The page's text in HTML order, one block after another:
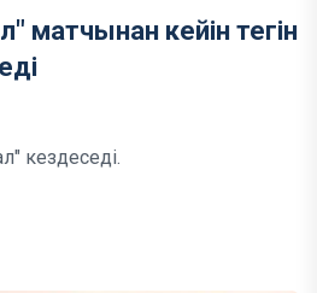
матчынан кейін тегін
кездеседі.